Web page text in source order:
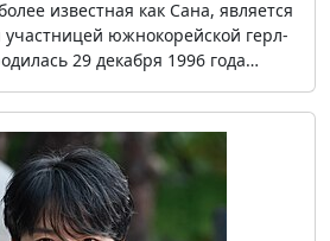
известная как Сана, является
южнокорейской герл-
29 декабря 1996 года…